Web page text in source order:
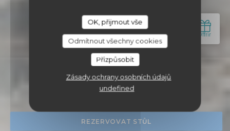
OK, přijmout vše
Odmítnout všechny cookies
Přizpůsobit
Zásady ochrany osobních údajů
undefined
K5 BAR BRASSERIE
|LORIENT
REZERVOVAT STŮL